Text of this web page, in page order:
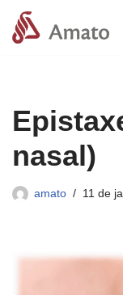
Pular
nasal)
amato 11 de